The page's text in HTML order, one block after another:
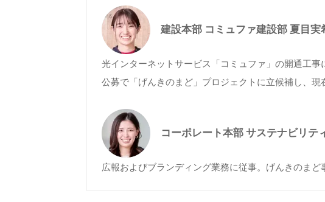
建設本部 コミュファ建設部 夏目実
光インターネットサービス「コミュファ」の開通工
公募で「げんきのまど」プロジェクトに立候補し、現
コーポレート本部 サステナビリテ
広報およびブランディング業務に従事。げんきのまど